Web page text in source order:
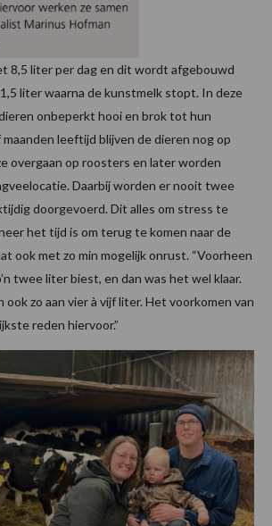
8,5 liter per dag en dit wordt afgebouwd
liter waarna de kunstmelk stopt. In deze
onbeperkt hooi en brok tot hun
leeftijd blijven de dieren nog op
overgaan op roosters en later worden
Daarbij worden er nooit twee
doorgevoerd. Dit alles om stress te
het tijd is om terug te komen naar de
ook met zo min mogelijk onrust. “Voorheen
twee liter biest, en dan was het wel klaar.
ook zo aan vier à vijf liter. Het voorkomen van
reden hiervoor.”